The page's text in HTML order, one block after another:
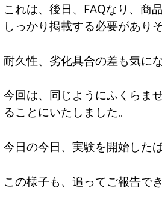
これは、後日、FAQなり、商
しっかり掲載する必要があり
耐久性、劣化具合の差も気に
今回は、同じようにふくらま
ることにいたしました。
今日の今日、実験を開始した
この様子も、追ってご報告で